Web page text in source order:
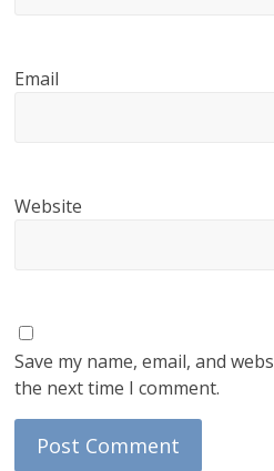
Email
Website
Save my name, email, and
the next time I comment.